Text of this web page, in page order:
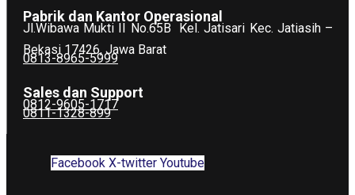
Pabrik dan Kantor Operasional
Jl.Wibawa Mukti II No.65B
Kel. Jatisari Kec. Jatiasih –
Bekasi 17426, Jawa Barat
0813-8965-5999
Sales dan Support
0812-9605-1717
0811-1328-899
Facebook X-twitter Youtube